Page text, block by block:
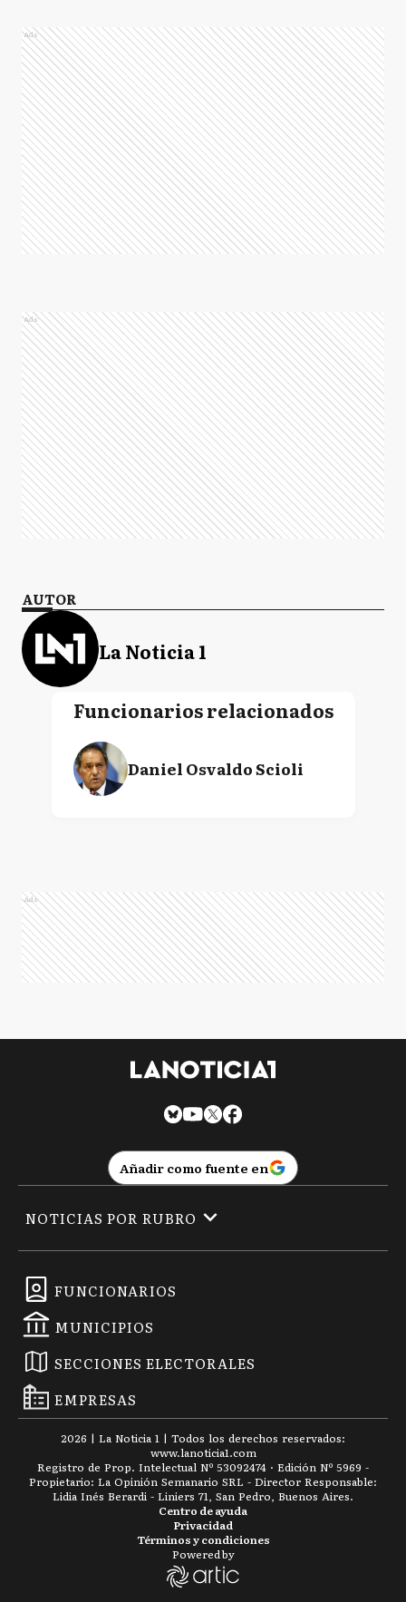
Ads
Ads
AUTOR
La Noticia 1
Funcionarios relacionados
Daniel Osvaldo Scioli
Ads
Añadir como fuente en
FUNCIONARIOS
MUNICIPIOS
SECCIONES ELECTORALES
EMPRESAS
NOTICIAS POR RUBRO
2026 | La Noticia 1 | Todos los derechos reservados:
www.lanoticia1.com
Registro de Prop. Intelectual Nº 53092474 · Edición Nº 5969 -
Propietario: La Opinión Semanario SRL - Director Responsable:
Lidia Inés Berardi - Liniers 71, San Pedro, Buenos Aires.
Términos y condiciones
Privacidad
Centro de ayuda
Powered by